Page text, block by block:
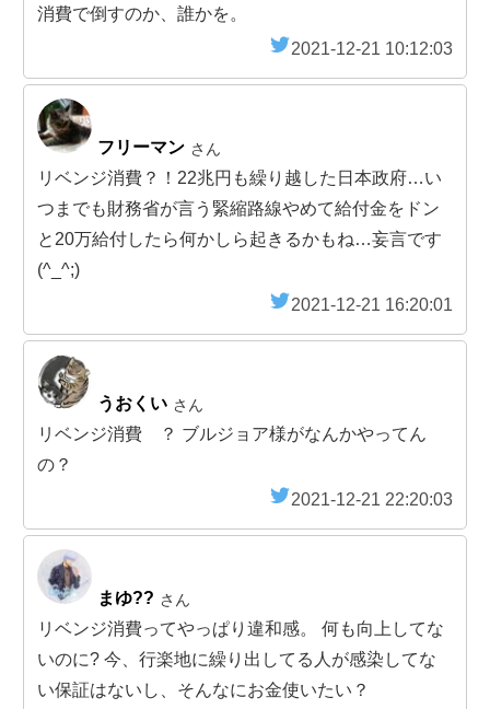
消費で倒すのか、誰かを。
2021-12-21 10:12:03
フリーマン さん
リベンジ消費？！22兆円も繰り越した日本政府…い
つまでも財務省が言う緊縮路線やめて給付金をドン
と20万給付したら何かしら起きるかもね…妄言です
(^_^;)
2021-12-21 16:20:01
うおくい さん
リベンジ消費 ？ ブルジョア様がなんかやってん
の？
2021-12-21 22:20:03
まゆ?? さん
リベンジ消費ってやっぱり違和感。 何も向上してな
いのに? 今、行楽地に繰り出してる人が感染してな
い保証はないし、そんなにお金使いたい？